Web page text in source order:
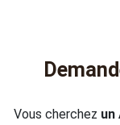
Vous cherchez un